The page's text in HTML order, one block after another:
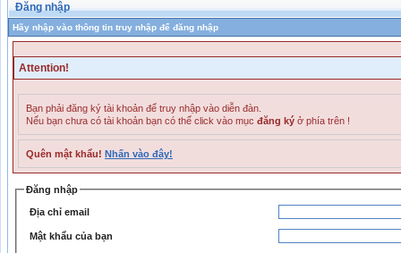
Đăng nhập
Hãy nhập vào thông tin truy nhập để đăng nhập
Attention!
Bạn phải đăng ký tài khoản để truy nhập vào diễn đàn.
Nếu bạn chưa có tài khoản bạn có thể click vào mục đăng ký ở phía trên !
Quên mật khẩu! Nhấn vào đây!
Đăng nhập
Địa chỉ email
Mật khẩu của bạn